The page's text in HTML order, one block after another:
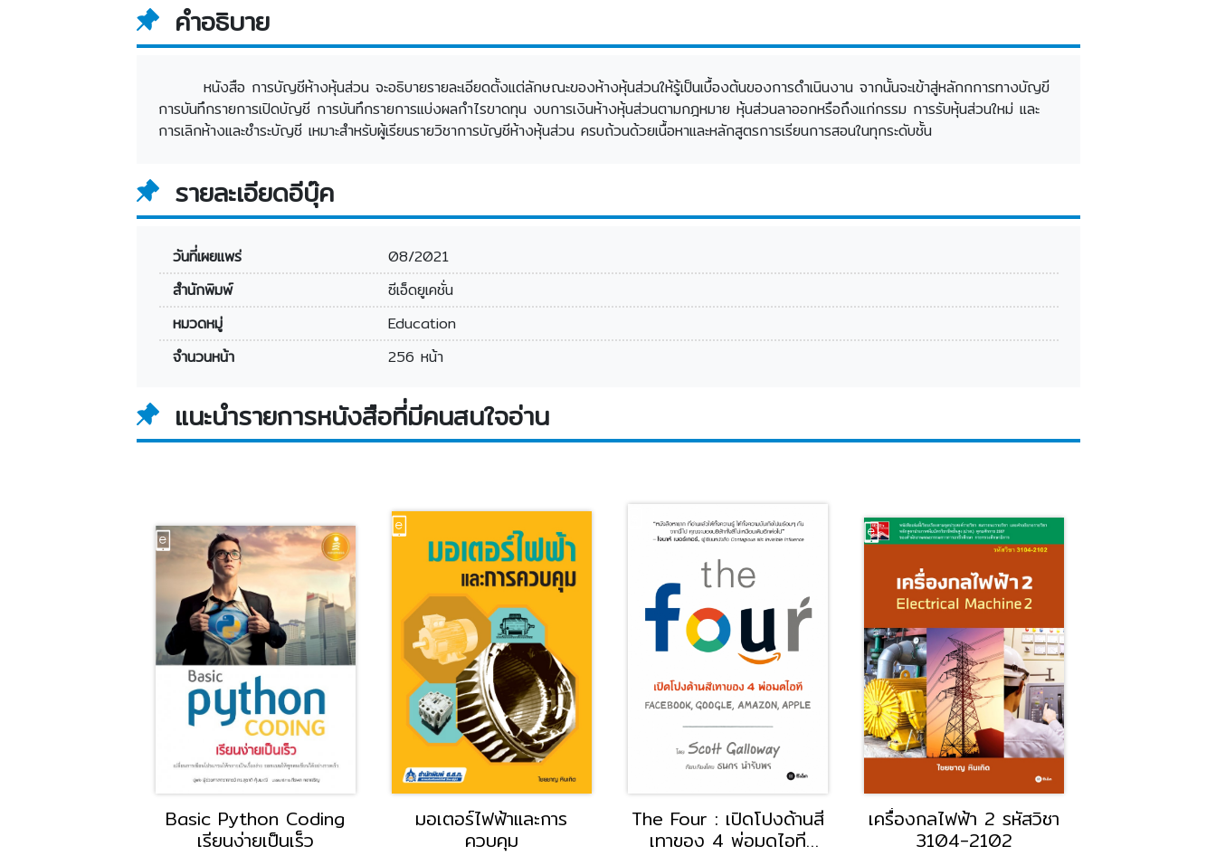
คำอธิบาย
หนังสือ การบัญชีห้างหุ้นส่วน จะอธิบายรายละเอียดตั้งแต่ลักษณะของห้างหุ้นส่วนให้รู้เป็นเบื้องต้นของการดำเนินงาน จากนั้นจะเข้าสู่หลักกการทางบัญขี
การบันทึกรายการเปิดบัญชี การบันทึกรายการแบ่งผลกำไรขาดทุน งบการเงินห้างหุ้นส่วนตามกฎหมาย หุ้นส่วนลาออกหรือถึงแก่กรรม การรับหุ้นส่วนใหม่ และ
การเลิกห้างและชำระบัญชี เหมาะสำหรับผู้เรียนรายวิชาการบัญชีห้างหุ้นส่วน ครบถ้วนด้วยเนื้อหาและหลักสูตรการเรียนการสอนในทุกระดับชั้น
รายละเอียดอีบุ๊ค
วันที่เผยแพร่
08/2021
สำนักพิมพ์
ซีเอ็ดยูเคชั่น
หมวดหมู่
Education
จำนวนหน้า
256 หน้า
แนะนำรายการหนังสือที่มีคนสนใจอ่าน
เครื่องกลไฟฟ้า 2 รหัสวิชา
3104-2102
เครื่องกลไฟฟ้า 1 (รหัสวิชา แมคคาทรอนิกส์เบื้องต้น กลศาสตร์วิศวกรรม
(Engineering
งานวัดละเอียด (รหัสวิชา